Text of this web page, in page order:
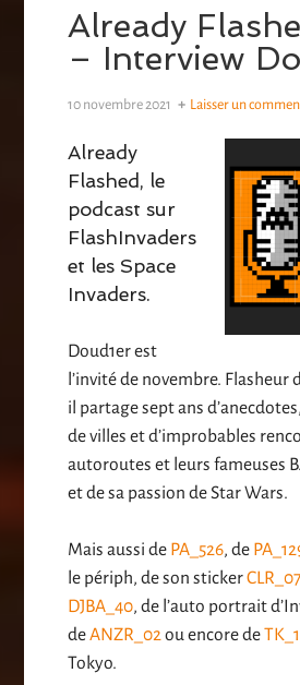
Already
– Interview
10 novembre 2021 Laisser un
Already
Flashed, le
podcast sur
FlashInvaders
et les Space
Invaders.
Doud1er est
l’invité de novembre. Flasheur
il partage sept ans
de villes et d’improbables
autoroutes et leurs fameuses
et de sa passion de Star Wars.
Mais aussi de PA_526, de
le périph, de son stickerCLR_07
DJBA_40, de l’auto portrait
deANZR_02ou encore de
Tokyo.